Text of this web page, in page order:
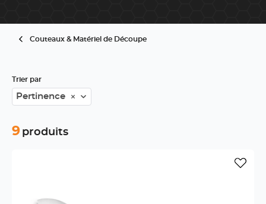
Couteaux & Matériel de Découpe
9 produits
Trier par
Pertinence